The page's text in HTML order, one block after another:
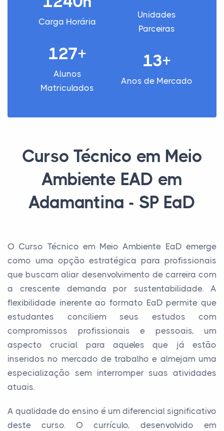
Carga Horária
Unidades
Parceiras
127+
Alunos
Matriculados
13+
Anos de Mercado
Curso Técnico em Meio
Ambiente EAD em
Adamantina - SP EaD
O Curso Técnico em Meio Ambiente EaD emerge
como uma opção estratégica para profissionais
que buscam aliar desenvolvimento de carreira com
a crescente demanda por sustentabilidade. A
flexibilidade inerente ao formato EaD permite que
estudantes conciliem seus estudos com
compromissos profissionais e pessoais, um
aspecto crucial para aqueles que já estão
inseridos no mercado de trabalho e almejam uma
especialização sem interromper suas atividades
atuais.
A qualidade do ensino é um diferencial significativo
deste curso. O currículo, desenvolvido em